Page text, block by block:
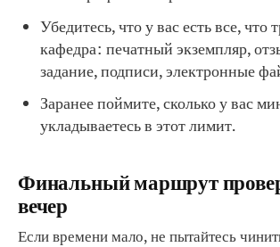
Убедитесь, что у вас есть все, что
кафедра: печатный экземпляр,
задание, подписи, электронные
Заранее поймите, сколько у вас
укладываетесь в этот лимит.
Финальный маршрут
вечер
Если времени мало, не пытайтесь